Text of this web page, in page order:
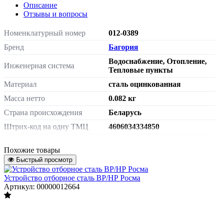
Описание
Отзывы и вопросы
Номенклатурный номер
012-0389
Бренд
Багория
Инженерная система
Водоснабжение, Отопление,
Тепловые пункты
Материал
сталь оцинкованная
Масса нетто
0.082 кг
Страна происхождения
Беларусь
Штрих-код на одну ТМЦ
4606034334850
Строительная длина
Тип установки
прямое
Исполнение
для термометра
Похожие товары
Быстрый просмотр
Устройство отборное сталь ВР/НР Росма
Артикул: 00000012664